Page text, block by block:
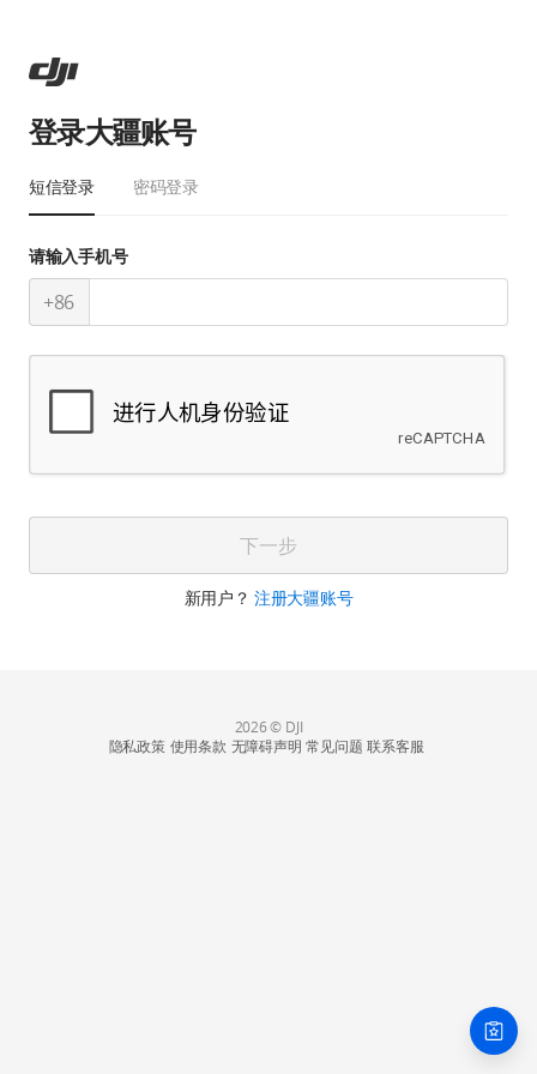
登录大疆账号
短信登录 密码登录
请输入手机号
+86
下一步
新用户？注册大疆账号
2026 © DJI
隐私政策 使用条款 无障碍声明 常见问题 联系客服